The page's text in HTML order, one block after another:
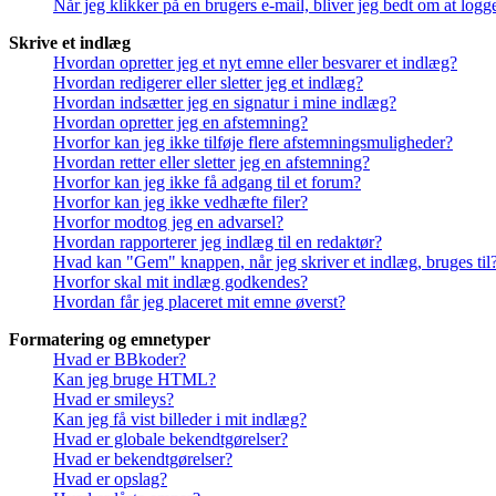
Når jeg klikker på en brugers e-mail, bliver jeg bedt om at
Skrive et indlæg
Hvordan opretter jeg et nyt emne eller besvarer et indlæg?
Hvordan redigerer eller sletter jeg et indlæg?
Hvordan indsætter jeg en signatur i mine indlæg?
Hvordan opretter jeg en afstemning?
Hvorfor kan jeg ikke tilføje flere afstemningsmuligheder?
Hvordan retter eller sletter jeg en afstemning?
Hvorfor kan jeg ikke få adgang til et forum?
Hvorfor kan jeg ikke vedhæfte filer?
Hvorfor modtog jeg en advarsel?
Hvordan rapporterer jeg indlæg til en redaktør?
Hvad kan "Gem" knappen, når jeg skriver et indlæg, bruges
Hvorfor skal mit indlæg godkendes?
Hvordan får jeg placeret mit emne øverst?
Formatering og emnetyper
Hvad er BBkoder?
Kan jeg bruge HTML?
Hvad er smileys?
Kan jeg få vist billeder i mit indlæg?
Hvad er globale bekendtgørelser?
Hvad er bekendtgørelser?
Hvad er opslag?